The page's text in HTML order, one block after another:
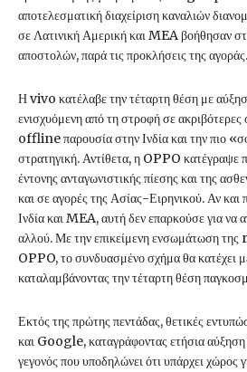
αποτελεσματική διαχείριση καναλιών
σε Λατινική Αμερική και MEA βοήθησαν
αποστολών, παρά τις προκλήσεις της αγοράς.
Η vivo κατέλαβε την τέταρτη θέση με
ενισχυόμενη από τη στροφή σε ακριβότερες
offline παρουσία στην Ινδία και την πιο
στρατηγική. Αντίθετα, η OPPO
έντονης ανταγωνιστικής πίεσης και της
και σε αγορές της Ασίας-Ειρηνικού. Αν και
Ινδία και MEA, αυτή δεν επαρκούσε για να
αλλού. Με την επικείμενη ενσωμάτωση
OPPO, το συνδυασμένο σχήμα θα κατέχει
καταλαμβάνοντας την τέταρτη θέση
Εκτός της πρώτης πεντάδας, θετικές
και Google, καταγράφοντας ετήσια
γεγονός που υποδηλώνει ότι υπάρχει χώρος